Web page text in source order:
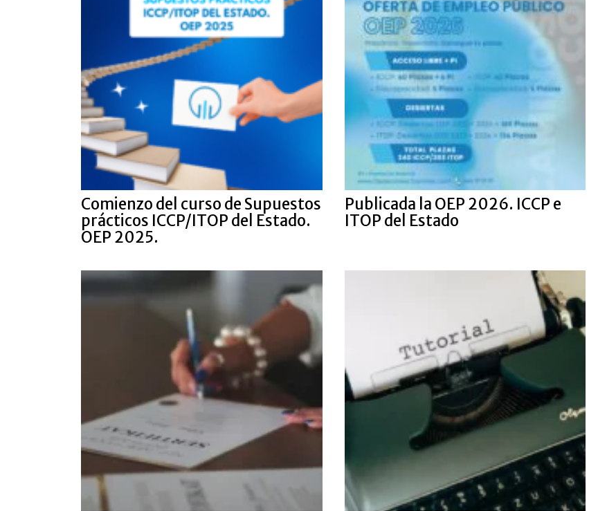
Comienzo del curso de Supuestos
prácticos ICCP/ITOP del Estado.
OEP 2025.
Publicada la OEP 2026. ICCP e
ITOP del Estado